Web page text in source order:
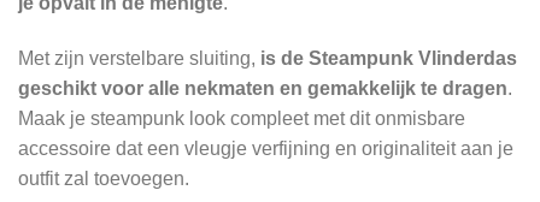
Met zijn verstelbare sluiting, is de Steampunk Vlinderdas
geschikt voor alle nekmaten en gemakkelijk te dragen.
Maak je steampunk look compleet met dit onmisbare
accessoire dat een vleugje verfijning en originaliteit aan je
outfit zal toevoegen.